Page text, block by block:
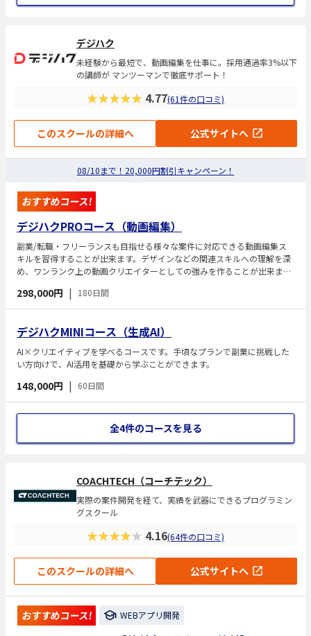
デジハク
未経験から最短で、動画編集を仕事に。採用通過率3%以下
の講師が マンツーマンで徹底サポート！
★★★★★ 4.77(61件の口コミ)
このスクールの詳細へ 公式サイトへ
08/10まで！20,000円割引キャンペーン！
おすすめコース!
デジハクPROコース（動画編集）
副業/転職・フリーランスも目指せる様々な案件に対応できる動画編集ス
キルを習得することが出来ます。デザインなどの関連スキルへの理解を深
め、ワンランク上の動画クリエイターとしての強みを作ることが出来ま
298,000円 | 180日間
デジハクMINIコース（生成AI）
AI×クリエイティブを学べるコースです。手頃なプランで副業に挑戦した
い方向けで、AI活用を基礎から学ぶことができます。
148,000円 | 60日間
全4件のコースを見る
COACHTECH（コーチテック）
実際の案件開発を経て、実績を武器にできるプログラミン
グスクール
★★★★★ 4.16(64件の口コミ)
このスクールの詳細へ 公式サイトへ
おすすめコース! WEBアプリ開発